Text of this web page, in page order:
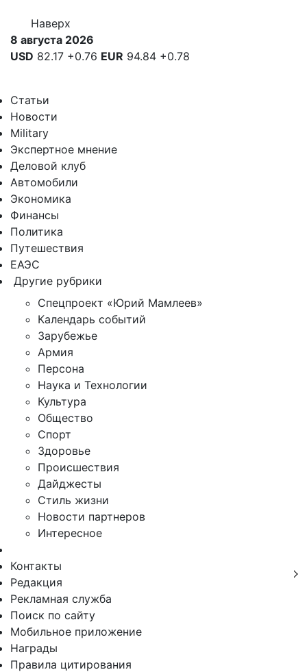
Наверх
8 августа 2026
USD 82.17 +0.76 EUR 94.84 +0.78
Статьи
Новости
Military
Экспертное мнение
Деловой клуб
Автомобили
Экономика
Финансы
Политика
Путешествия
ЕАЭС
Другие рубрики
Спецпроект «Юрий Мамлеев»
Календарь событий
Зарубежье
Армия
Персона
Наука и Технологии
Культура
Общество
Спорт
Здоровье
Происшествия
Дайджесты
Стиль жизни
Новости партнеров
Интересное
Контакты
Редакция
Рекламная служба
Поиск по сайту
Мобильное приложение
Награды
Правила цитирования